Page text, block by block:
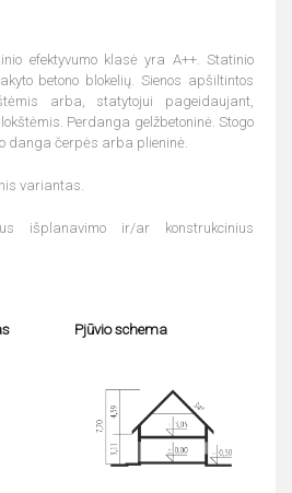
efektyvumo klasė yra A++. Statinio
betono blokelių. Sienos apšiltintos
arba, statytojui pageidaujant,
Perdanga gelžbetoninė. Stogo
danga čerpės arba plieninė.
variantas.
išplanavimo ir/ar konstrukcinius
Pjūvio schema